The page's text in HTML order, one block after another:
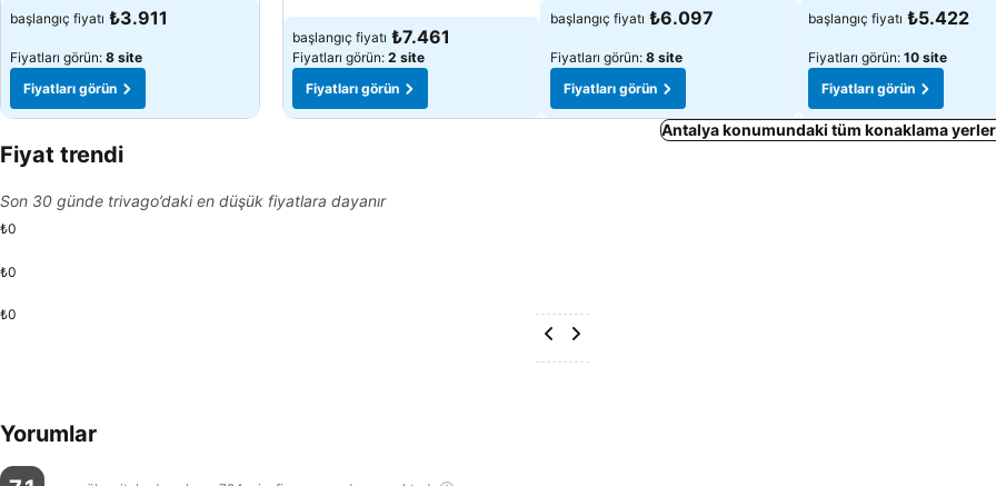
Fiyatları görün
başlangıç fiyatı ₺3.911
Fiyatları görün: 8 site
Fiyatları görün
Fiyatları görün
başlangıç fiyatı ₺7.461
Fiyatları görün: 2 site
Fiyatları görün
Fiyatları görün
başlangıç fiyatı ₺6.097
Fiyatları görün: 8 site
Fiyatları görün
Fiyatları görün
başlangıç fiyatı ₺5.422
Fiyatları görün: 10 site
Fiyatları görün
Antalya konumundaki tüm konaklama
Fiyat trendi
Son 30 günde trivago’daki en düşük fiyatlara dayanır
₺0
₺0
₺0
Yorumlar